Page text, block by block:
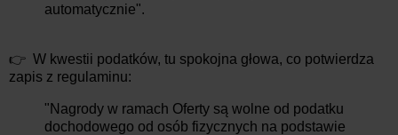
automatycznie".
👉 W kwestii podatków, tu spokojna głowa, co potwierdza
zapis z regulaminu:
"Nagrody w ramach Oferty są wolne od podatku
dochodowego od osób fizycznych na podstawie